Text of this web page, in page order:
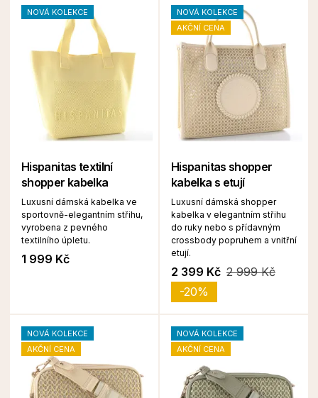
NOVÁ KOLEKCE
Hispanitas textilní
shopper kabelka
Luxusní dámská kabelka ve
sportovně-elegantním střihu,
vyrobena z pevného
textilního úpletu.
1 999 Kč
NOVÁ KOLEKCE
AKČNÍ CENA
Hispanitas shopper
kabelka s etují
Luxusní dámská shopper
kabelka v elegantním střihu
do ruky nebo s přídavným
crossbody popruhem a vnitřní
etují.
2 399 Kč 2 999 Kč
-20%
NOVÁ KOLEKCE
AKČNÍ CENA
NOVÁ KOLEKCE
AKČNÍ CENA